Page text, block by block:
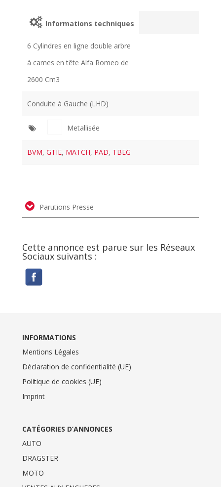
Informations techniques
6 Cylindres en ligne double arbre
à cames en tête Alfa Romeo de
2600 Cm3
Conduite à Gauche (LHD)
Metallisée
BVM,GTIE, MATCH, PAD, TBEG
Parutions Presse
Cette annonce est parue sur les Réseaux
Sociaux suivants :
INFORMATIONS
Mentions Légales
Déclaration de confidentialité (UE)
Politique de cookies (UE)
Imprint
CATÉGORIES D’ANNONCES
AUTO
DRAGSTER
MOTO